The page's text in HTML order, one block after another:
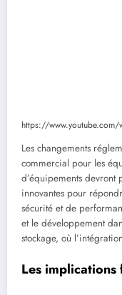
https://www.youtube.com/
Les changements
commercial pour les
d’équipements devront
innovantes pour
sécurité et de
et le développement
stockage, où
Les implications